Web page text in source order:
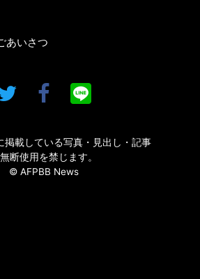
あいさつ
掲載している写真・見出し・記事
断使用を禁じます。
© AFPBB News